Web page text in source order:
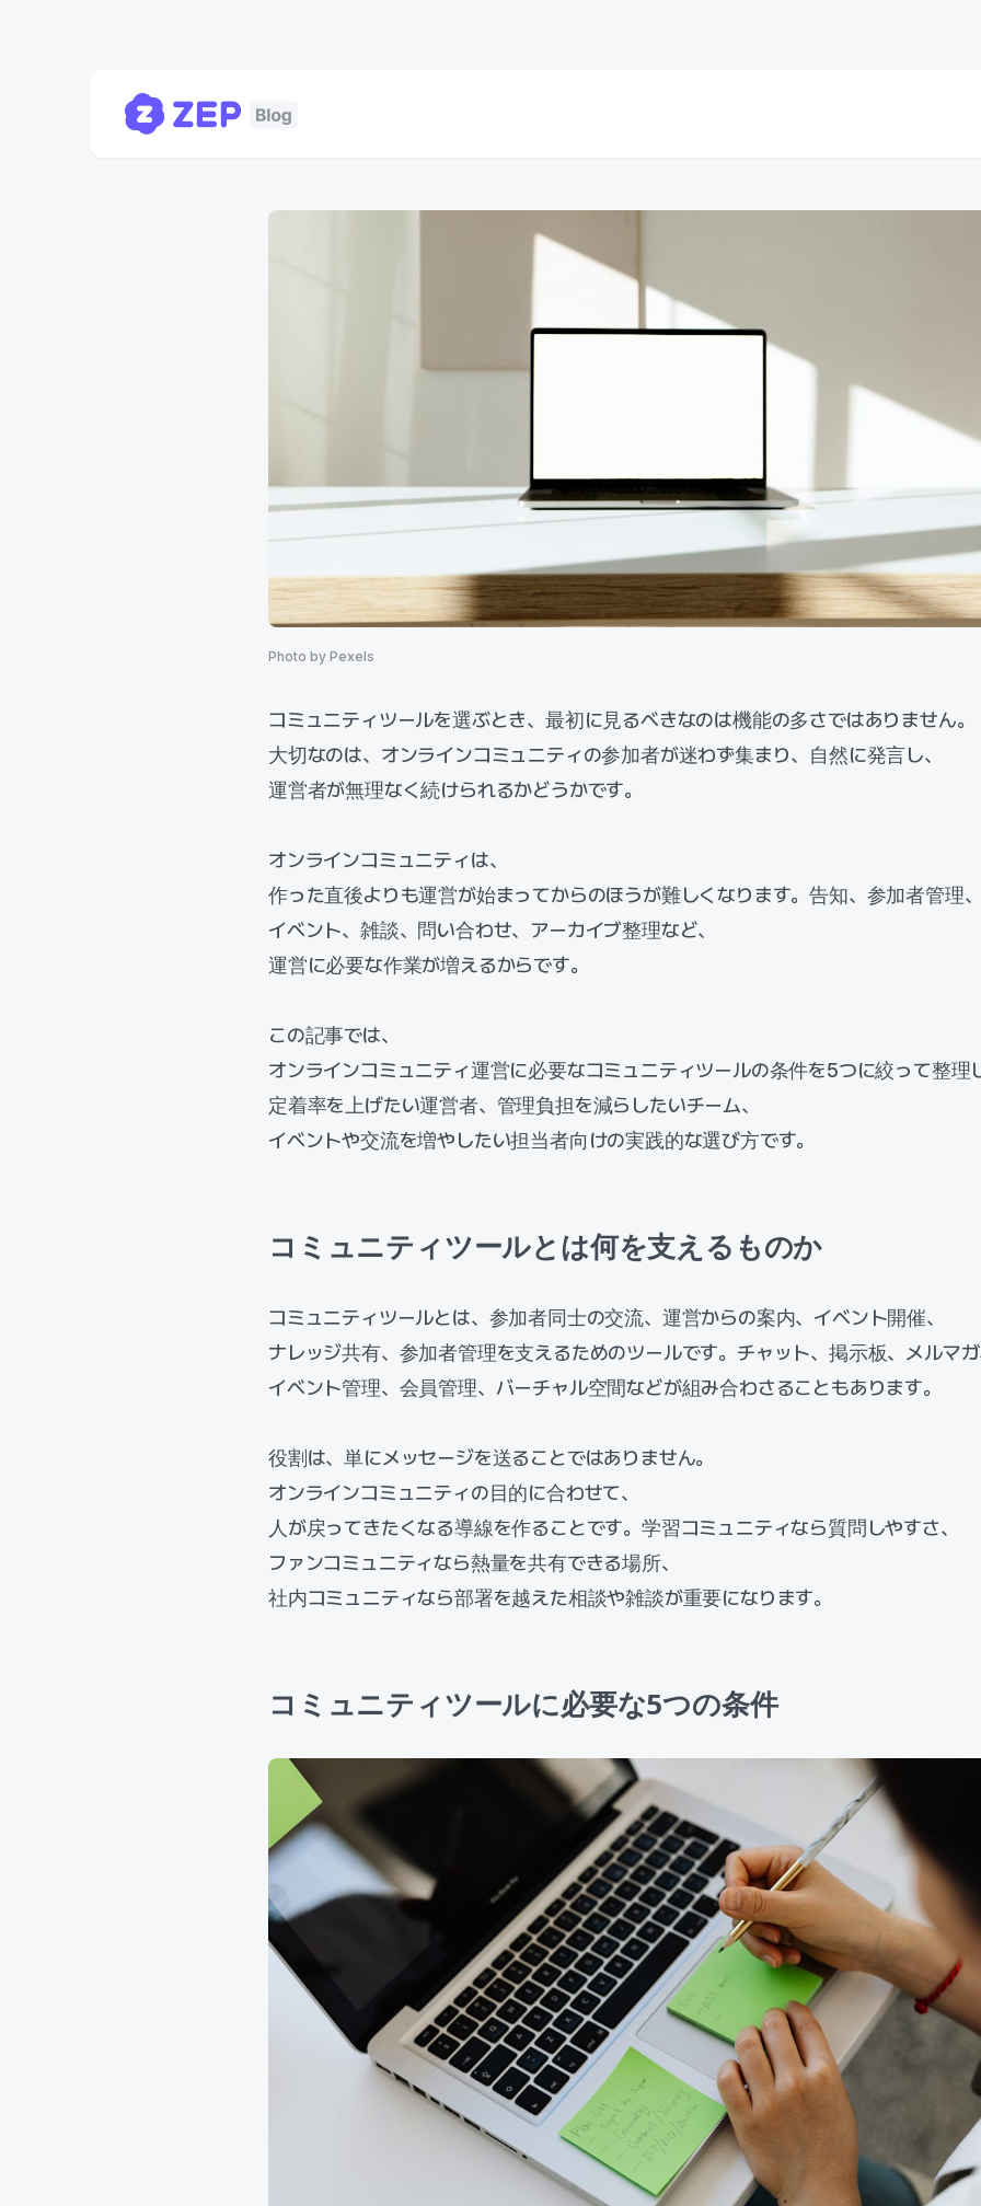
Photo by Pexels
コミュニティツールを選ぶとき、最初に見るべきなのは機能の多さではありません。
大切なのは、オンラインコミュニティの参加者が迷わず集まり、自然に発言し、
運営者が無理なく続けられるかどうかです。
オンラインコミュニティは、
作った直後よりも運営が始まってからのほうが難しくなります。告知、参加者管理、
イベント、雑談、問い合わせ、アーカイブ整理など、
運営に必要な作業が増えるからです。
この記事では、
オンラインコミュニティ運営に必要なコミュニティツールの条件を5つに絞って整理
定着率を上げたい運営者、管理負担を減らしたいチーム、
イベントや交流を増やしたい担当者向けの実践的な選び方です。
コミュニティツールとは何を支えるものか
コミュニティツールとは、参加者同士の交流、運営からの案内、イベント開催、
ナレッジ共有、参加者管理を支えるためのツールです。チャット、掲示板、メルマガ
イベント管理、会員管理、バーチャル空間などが組み合わさることもあります。
役割は、単にメッセージを送ることではありません。
オンラインコミュニティの目的に合わせて、
人が戻ってきたくなる導線を作ることです。学習コミュニティなら質問しやすさ、
ファンコミュニティなら熱量を共有できる場所、
社内コミュニティなら部署を越えた相談や雑談が重要になります。
コミュニティツールに必要な5つの条件